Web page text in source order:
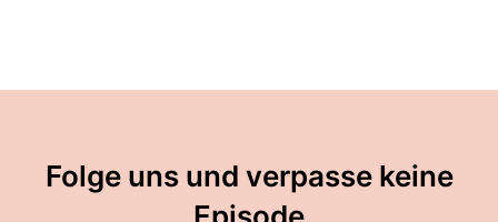
sich das nicht falsch an sondern im Gegenteil es
00:00:58: Es wirkt kontrolliert, es wirkt überlegt
und ja...es wirkt erwachsen!
Folge uns und verpasse keine